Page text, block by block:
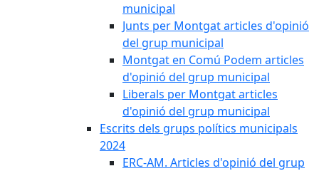
municipal
Junts per Montgat articles d'opinió
del grup municipal
Montgat en Comú Podem articles
d'opinió del grup municipal
Liberals per Montgat articles
d'opinió del grup municipal
Escrits dels grups polítics municipals
2024
ERC-AM. Articles d'opinió del grup